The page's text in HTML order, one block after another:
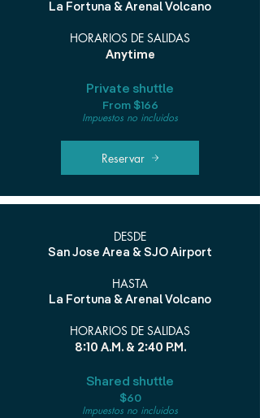
La Fortuna & Arenal Volcano
HORARIOS DE SALIDAS
Anytime
Private shuttle
From $166
Impuestos no incluidos
Reservar
DESDE
San Jose Area & SJO Airport
HASTA
La Fortuna & Arenal Volcano
HORARIOS DE SALIDAS
8:10 A.M. & 2:40 P.M.
Shared shuttle
$60
Impuestos no incluidos